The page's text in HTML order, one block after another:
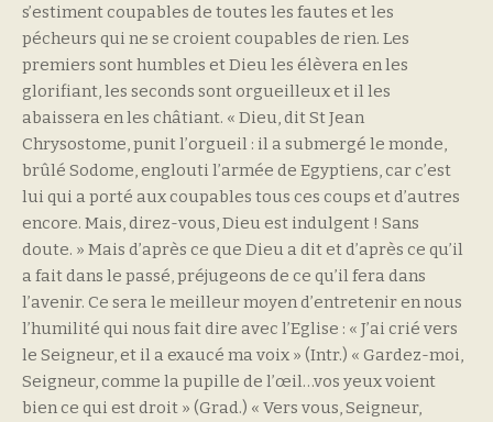
s’estiment coupables de toutes les fautes et les
pécheurs qui ne se croient coupables de rien. Les
premiers sont humbles et Dieu les élèvera en les
glorifiant, les seconds sont orgueilleux et il les
abaissera en les châtiant. « Dieu, dit St Jean
Chrysostome, punit l’orgueil : il a submergé le monde,
brûlé Sodome, englouti l’armée de Egyptiens, car c’est
lui qui a porté aux coupables tous ces coups et d’autres
encore. Mais, direz-vous, Dieu est indulgent ! Sans
doute. » Mais d’après ce que Dieu a dit et d’après ce qu’il
a fait dans le passé, préjugeons de ce qu’il fera dans
l’avenir. Ce sera le meilleur moyen d’entretenir en nous
l’humilité qui nous fait dire avec l’Eglise : « J’ai crié vers
le Seigneur, et il a exaucé ma voix » (Intr.) « Gardez-moi,
Seigneur, comme la pupille de l’œil…vos yeux voient
bien ce qui est droit » (Grad.) « Vers vous, Seigneur,